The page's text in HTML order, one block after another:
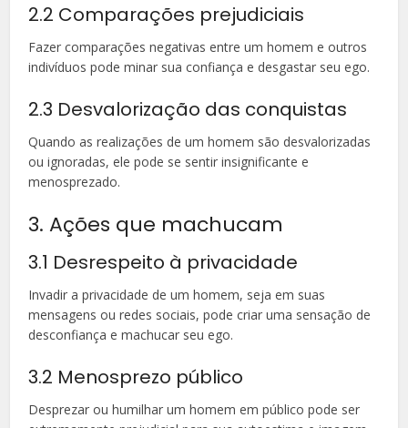
2.2 Comparações prejudiciais
Fazer comparações negativas entre um homem e outros
indivíduos pode minar sua confiança e desgastar seu ego.
2.3 Desvalorização das conquistas
Quando as realizações de um homem são desvalorizadas
ou ignoradas, ele pode se sentir insignificante e
menosprezado.
3. Ações que machucam
3.1 Desrespeito à privacidade
Invadir a privacidade de um homem, seja em suas
mensagens ou redes sociais, pode criar uma sensação de
desconfiança e machucar seu ego.
3.2 Menosprezo público
Desprezar ou humilhar um homem em público pode ser